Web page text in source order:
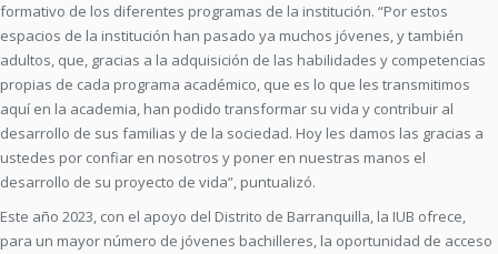
formativo de los diferentes programas de la institución. “Por estos
espacios de la institución han pasado ya muchos jóvenes, y también
adultos, que, gracias a la adquisición de las habilidades y competencias
propias de cada programa académico, que es lo que les transmitimos
aquí en la academia, han podido transformar su vida y contribuir al
desarrollo de sus familias y de la sociedad. Hoy les damos las gracias a
ustedes por confiar en nosotros y poner en nuestras manos el
desarrollo de su proyecto de vida”, puntualizó.
Este año 2023, con el apoyo del Distrito de Barranquilla, la IUB ofrece,
para un mayor número de jóvenes bachilleres, la oportunidad de acceso